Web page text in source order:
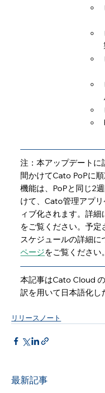
注：本アップデートに
間かけてCato PoPに
機能は、PoPと同じ2
けて、Cato管理アプ
ィブ化されます。詳細
をご覧ください。予定
スケジュールの詳細に
ページをご覧ください。
本記事はCato Cloud
訳を用いて日本語化し
リリースノート
最新記事